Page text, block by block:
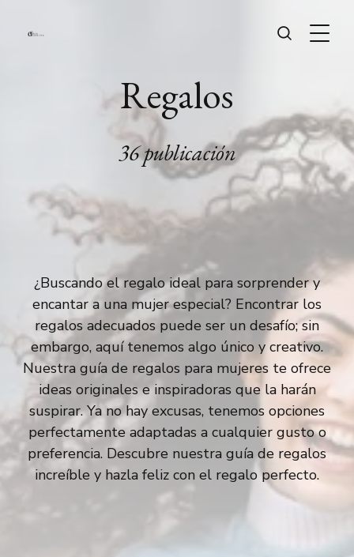
Regalos
36 publicación
¿Buscando el regalo ideal para sorprender y
encantar a una mujer especial? Encontrar los
regalos adecuados puede ser un desafío; sin
embargo, aquí tenemos algo único y creativo.
Nuestra guía de regalos para mujeres te ofrece
ideas originales e inspiradoras que la harán
suspirar. Ya no hay excusas, tenemos opciones
perfectamente adaptadas a cualquier gusto o
preferencia. Descubre nuestra guía de regalos
increíble y hazla feliz con el regalo perfecto.